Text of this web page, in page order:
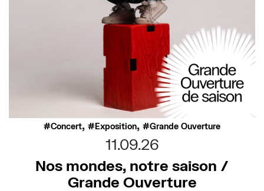
Concert, Exposition, Grande Ouverture
11.09.26
Nos mondes, notre saison /
Grande Ouverture